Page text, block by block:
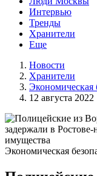
Интервью
Тренды
Хранители
Еще
Новости
Хранители
Экономическая
12 августа 2022
Экономическая